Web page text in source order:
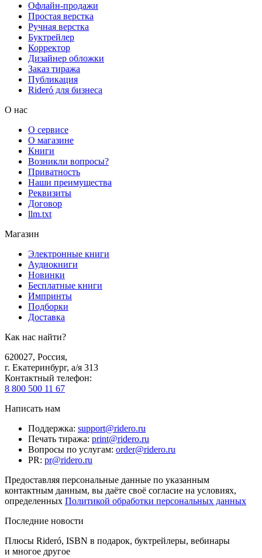
Офлайн-продажи
Простая верстка
Ручная верстка
Буктрейлер
Корректор
Дизайнер обложки
Заказ тиража
Публикация
Rideró для бизнеса
О нас
О сервисе
О магазине
Книги
Возникли вопросы?
Приватность
Наши преимущества
Реквизиты
Договор
llm.txt
Магазин
Электронные книги
Аудиокниги
Новинки
Бесплатные книги
Импринты
Подборки
Доставка
Как нас найти?
620027, Россия,
г. Екатеринбург, а/я 313
Контактный телефон:
8 800 500 11 67
Написать нам
Поддержка: support@ridero.ru
Печать тиража: print@ridero.ru
Вопросы по услугам: order@ridero.ru
PR: pr@ridero.ru
Предоставляя персональные данные по указанным
контактным данным, вы даёте своё согласие на условиях,
определенных Политикой обработки персональных данных
Последние новости
Плюсы Rideró, ISBN в подарок, буктрейлеры, вебинары
и многое другое